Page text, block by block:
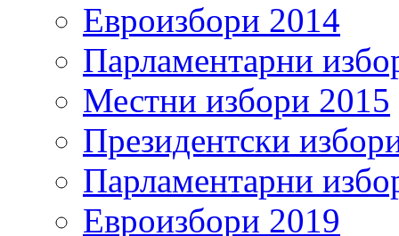
Евроизбори 2014
Парламентарни
Местни избори 2015
Президентски
Парламентарни
Евроизбори 2019